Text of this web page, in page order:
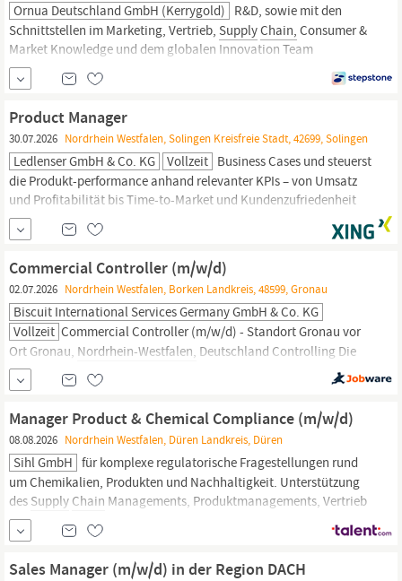
Ornua Deutschland GmbH (Kerrygold) R&D, sowie mit den
Schnittstellen im Marketing, Vertrieb, SupplyChain, Consumer &
Market Knowledge und dem globalen Innovation Team
zusammen. Du übernimmst die professionelle Steuerung
definierter Innovations- und Neuproduktprojekte im Front-End
interne...
Product Manager
30.07.2026 Nordrhein Westfalen, Solingen Kreisfreie Stadt, 42699, Solingen
Ledlenser GmbH & Co. KG Vollzeit Business Cases und steuerst
die Produkt-performance anhand relevanter KPIs – von Umsatz
und Profitabilität bis Time-to-Market und Kundenzufriedenheit
Du definierst und priorisierst Produktanforderungen und steuerst
funktionsübergreifende Projekte mit R&D, Design, Einkauf,
Supply
Commercial Controller (m/w/d)
02.07.2026 Nordrhein Westfalen, Borken Landkreis, 48599, Gronau
Biscuit International Services Germany GmbH & Co. KG
Vollzeit Commercial Controller (m/w/d) - Standort Gronau vor
Ort Gronau, Nordrhein-Westfalen, Deutschland Controlling Die
Biscuit-International-Gruppe besteht aus international tätigen
Unternehmen der Süß- und Dauerbackwarenbranche. Wir sind
Brotersatzprodukte in Europa.
Manager Product & Chemical Compliance (m/w/d)
08.08.2026 Nordrhein Westfalen, Düren Landkreis, Düren
Sihl GmbH für komplexe regulatorische Fragestellungen rund
um Chemikalien, Produkten und Nachhaltigkeit. Unterstützung
des Supply Chain Managements, Produktmanagements, Vertrieb
sowie R&D in regulatorischen Fragestellungen und bei
Produktentwicklungen. Bearbeitung von Kundenanfragen zu
Produktkonfirmitäten und Erstellung von Declarations of...
Sales Manager (m/w/d) in der Region DACH